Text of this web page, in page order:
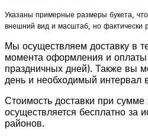
Указаны примерные размеры букета,
внешний вид и масштаб, но фактически
Мы осуществляем доставку в
момента оформления и оплаты
праздничных дней). Также вы
день и необходимый интервал
Стоимость доставки при
осуществляется бесплатно за
районов.